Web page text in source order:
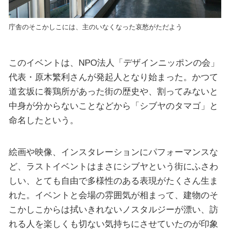
庁舎のそこかしこには、主のいなくなった哀愁がただよう
このイベントは、NPO法人「デザインニッポンの会」
代表・原木繁利さんが発起人となり始まった。かつて
道玄坂に養鶏所があった街の歴史や、割ってみないと
中身が分からないことなどから「シブヤのタマゴ」と
命名したという。
絵画や映像、インスタレーションにパフォーマンスな
ど、ラストイベントはまさにシブヤという街にふさわ
しい、とても自由で多様性のある表現がたくさん生ま
れた。イベントと会場の雰囲気が相まって、建物のそ
こかしこからは拭いきれないノスタルジーが漂い、訪
れる人を楽しくも切ない気持ちにさせていたのが印象